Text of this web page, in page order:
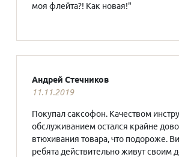
моя флейта?! Как новая!"
Андрей Стечников
11.11.2019
Покупал саксофон. Качеством
обслуживанием остался крайне
втюхивания товара, что подороже.
ребята действительно живут своим